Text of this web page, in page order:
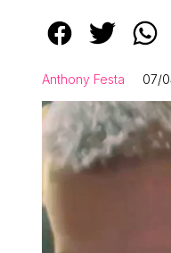
Anthony Festa 07/